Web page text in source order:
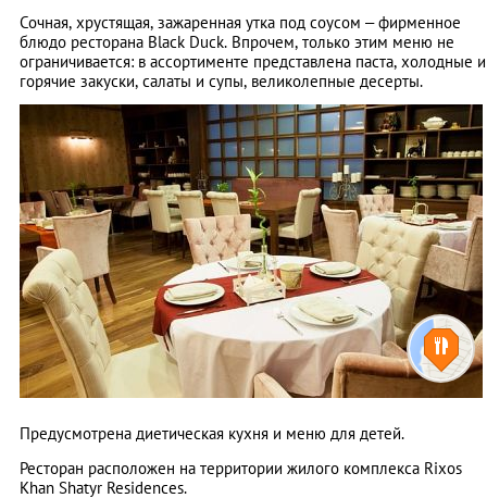
Сочная, хрустящая, зажаренная утка под соусом – фирменное
блюдо ресторана Black Duck. Впрочем, только этим меню не
ограничивается: в ассортименте представлена паста, холодные и
горячие закуски, салаты и супы, великолепные десерты.
Предусмотрена диетическая кухня и меню для детей.
Ресторан расположен на территории жилого комплекса Rixos
Khan Shatyr Residences.